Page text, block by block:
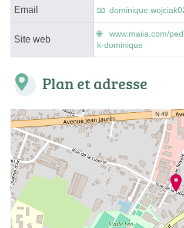
Email
Site web
www.maiia.com/
k-dominique
Plan et adresse